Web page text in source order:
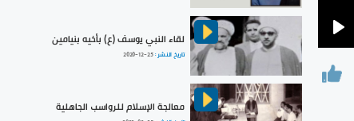
لقاء النبي يوسف (ع) بأخيه بنيامين
تاريخ النشر :2020-12-25
معالجة الإسلام للرواسب الجاهلية